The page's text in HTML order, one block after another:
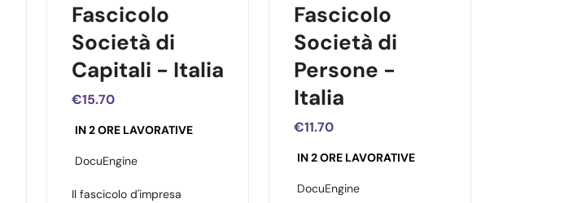
Fascicolo
Società di
Capitali - Italia
€15.70
IN 2 ORE LAVORATIVE
DocuEngine
Il fascicolo d'impresa
Fascicolo
Società di
Persone -
Italia
€11.70
IN 2 ORE LAVORATIVE
DocuEngine